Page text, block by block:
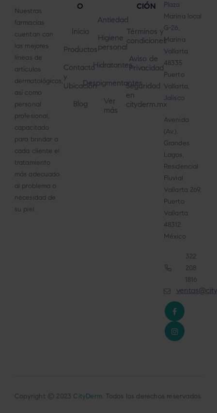
Nuestras
farmacias
cuentan con
las mejores
líneas de
artículos
dermatológicos,
así como
personal
profesional,
capacitado
para brindar a
cada cliente el
tratamiento
más adecuado
al problema o
necesidad de
su piel.
O
Inicio
Productos
Contacto
y
Ubicación
Blog
Antiedad
Higiene
personal
Hidratantes
Despigmentantes
Ver
más
CIÓN
Términos y
condiciones
Aviso de
Privacidad
Seguridad
en
cityderm.mx
Plaza
Marina local
G-26,
Marina
Vallarta
48335
Puerto
Vallarta,
Jalisco
Avenida
(Av.).
Grandes
Lagos,
Residencial
Fluvial
Vallarta 269,
Puerto
Vallarta
48312
México
322
208
1816
Copyright © 2023 CityDerm. Todos los derechos reservados.